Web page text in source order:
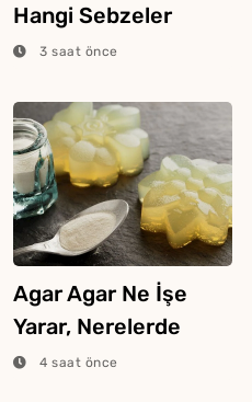
Hangi Sebzeler
Konur?
3 saat önce
Agar Agar Ne İşe
Yarar, Nerelerde
Kullanılır?
4 saat önce